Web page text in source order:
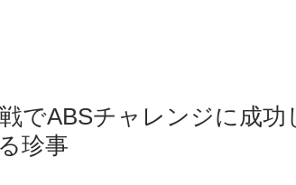
でABSチャレンジに成功
珍事